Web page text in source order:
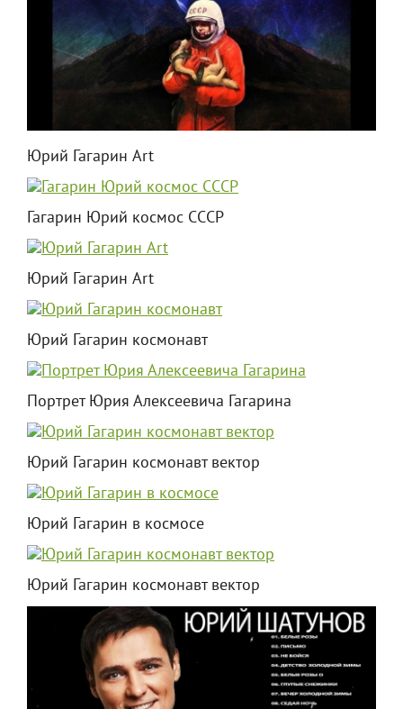
Юрий Гагарин Art
Гагарин Юрий космос СССР
Юрий Гагарин Art
Юрий Гагарин космонавт
Портрет Юрия Алексеевича Гагарина
Юрий Гагарин космонавт вектор
Юрий Гагарин в космосе
Юрий Гагарин космонавт вектор